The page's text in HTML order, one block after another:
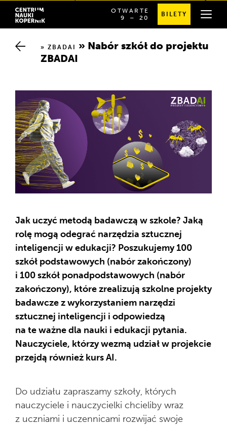
Chwalimy się
Przewodnik po budynku
Zespół badawczy
Partnerstwa
Biblioteka raportów
OTWARTE
OD
20:00
9 ⁠–⁠ 20
SPRAWDŹ
SZCZEGÓŁOWE
BILETY
ZBADAI
Nabór szkół do projektu Z
BADAI
Jak uczyć metodą badawczą w szkole? Jaką
rolę mogą odegrać narzędzia sztucznej
inteligencji w edukacji? Poszukujemy 100
szkół podstawowych (nabór zakończony)
i 100 szkół ponadpodstawowych (nabór
zakończony), które zrealizują szkolne projekty
badawcze z wykorzystaniem narzędzi
sztucznej inteligencji i odpowiedzą
na te ważne dla nauki i edukacji pytania.
Nauczyciele, którzy wezmą udział w projekcie
przejdą również kurs AI.
Do udziału zapraszamy szkoły, których
nauczyciele i nauczycielki chcieliby wraz
z uczniami i uczennicami rozwijać swoje